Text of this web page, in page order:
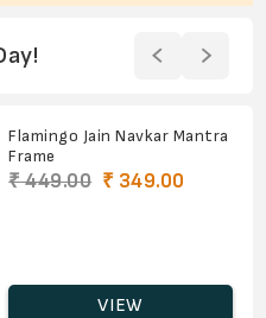
Flamingo Jain Navkar Mantra
Frame
₹ 449.00 ₹ 349.00
VIEW